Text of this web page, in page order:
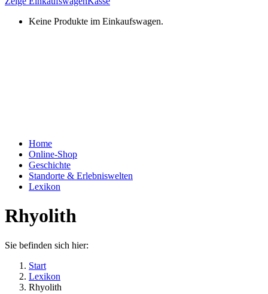
Keine Produkte im Einkaufswagen.
Home
Online-Shop
Geschichte
Standorte & Erlebniswelten
Lexikon
Rhyolith
Sie befinden sich hier:
Start
Lexikon
Rhyolith